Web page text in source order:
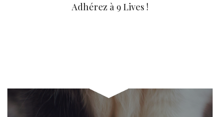
Adhérez à 9 Lives !